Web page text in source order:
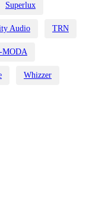
Superlux
Audio TRN
MODA
Whizzer